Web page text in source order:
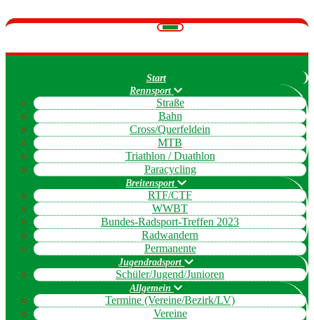
Navigation
Start
Rennsport
Straße
Bahn
Cross/Querfeldein
MTB
Triathlon / Duathlon
Paracycling
Breitensport
RTF/CTF
WWBT
Bundes-Radsport-Treffen 2023
Radwandern
Permanente
Jugendradsport
Schüler/Jugend/Junioren
Allgemein
Termine (Vereine/Bezirk/LV)
Vereine